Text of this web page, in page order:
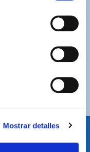
Mostrar detalles
de tarjeta o